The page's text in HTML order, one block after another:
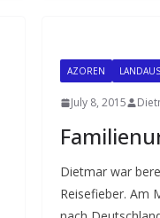
AZOREN
July 8, 2015
Dietmar war
Reisefieber. Am